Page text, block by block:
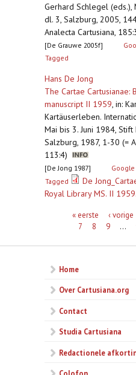
Gerhard Schlegel (eds.),
dl. 3, Salzburg, 2005,
Analecta Cartusiana,
[De Grauwe 2005f]
Tagged
Hans De Jong
The Cartae Cartusianae:
manuscript II 1959, in:
Kartäuserleben.
Mai bis 3. Juni 1984,
Salzburg, 1987, 1-30 (=
113:4)
[De Jong 1987]
Tagged
De
Royal Library MS. II
Pagina's« eerste ‹ vorige
7
8 9 …
Home
Over Cartusiana.org
Contact
Studia Cartusiana
Redactionele